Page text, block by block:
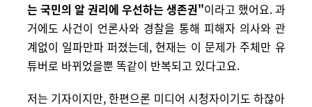
는 국민의 알 권리에 우선하는 생존권"이라고 했어요. 과
거에도 사건이 언론사와 경찰을 통해 피해자 의사와 관
계없이 일파만파 퍼졌는데, 현재는 이 문제가 주체만 유
튜버로 바뀌었을뿐 똑같이 반복되고 있다고요.
저는 기자이지만, 한편으론 미디어 시청자이기도 하잖아